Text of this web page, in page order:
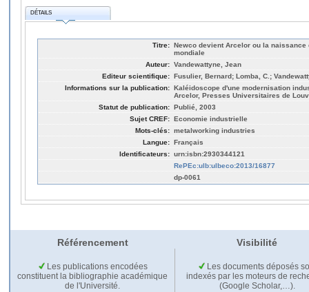
DÉTAILS
Titre: Newco devient Arcelor ou la
mondiale
Auteur: Vandewattyne, Jean
Editeur scientifique: Fusulier, Bernard; Lomba, C.;
Informations sur la publication: Kaléidoscope d'une modernisation
Arcelor, Presses Universitaires de
Statut de publication: Publié, 2003
Sujet CREF: Economie industrielle
Mots-clés: metalworking industries
Langue: Français
Identificateurs: urn:isbn:2930344121
RePEc:ulb:ulbeco:2013/16877
dp-0061
Référencement Visibilité
Les publications encodées
constituent la bibliographie académique
de l'Université.
Les documents déposés
indexés par les moteurs de
(Google Scholar,…).